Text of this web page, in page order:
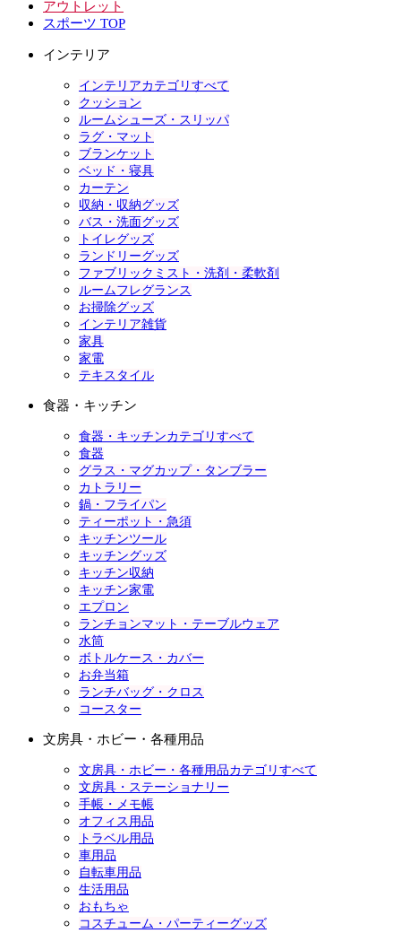
アウトレット
スポーツ TOP
インテリア
インテリアカテゴリすべて
クッション
ルームシューズ・スリッパ
ラグ・マット
ブランケット
ベッド・寝具
カーテン
収納・収納グッズ
バス・洗面グッズ
トイレグッズ
ランドリーグッズ
ファブリックミスト・洗剤・柔軟剤
ルームフレグランス
お掃除グッズ
インテリア雑貨
家具
家電
テキスタイル
食器・キッチン
食器・キッチンカテゴリすべて
食器
グラス・マグカップ・タンブラー
カトラリー
鍋・フライパン
ティーポット・急須
キッチンツール
キッチングッズ
キッチン収納
キッチン家電
エプロン
ランチョンマット・テーブルウェア
水筒
ボトルケース・カバー
お弁当箱
ランチバッグ・クロス
コースター
文房具・ホビー・各種用品
文房具・ホビー・各種用品カテゴリすべて
文房具・ステーショナリー
手帳・メモ帳
オフィス用品
トラベル用品
車用品
自転車用品
生活用品
おもちゃ
コスチューム・パーティーグッズ